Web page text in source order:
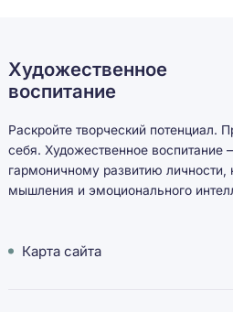
Художественное
воспитание
Раскройте творческий потенциал.
себя. Художественное воспитание
гармоничному развитию личности,
мышления и эмоционального
Карта сайта